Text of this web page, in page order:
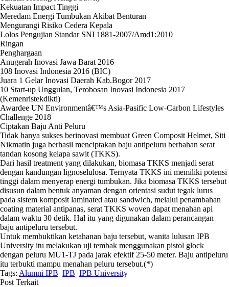
Kekuatan Impact Tinggi
Meredam Energi Tumbukan Akibat Benturan
Mengurangi Risiko Cedera Kepala
Lolos Pengujian Standar SNI 1881-2007/Amd1:2010
Ringan
Penghargaan
Anugerah Inovasi Jawa Barat 2016
108 Inovasi Indonesia 2016 (BIC)
Juara 1 Gelar Inovasi Daerah Kab.Bogor 2017
10 Start-up Unggulan, Terobosan Inovasi Indonesia 2017
(Kemenristekdikti)
Awardee UN Environmentâ€™s Asia-Pasific Low-Carbon Lifestyles
Challenge 2018
Ciptakan Baju Anti Peluru
Tidak hanya sukses berinovasi membuat Green Composit Helmet, Siti
Nikmatin juga berhasil menciptakan baju antipeluru berbahan serat
tandan kosong kelapa sawit (TKKS).
Dari hasil treatment yang dilakukan, biomasa TKKS menjadi serat
dengan kandungan lignoselulosa. Ternyata TKKS ini memiliki potensi
tinggi dalam menyerap energi tumbukan. Jika biomasa TKKS tersebut
disusun dalam bentuk anyaman dengan orientasi sudut tegak lurus
pada sistem komposit laminated atau sandwich, melalui penambahan
coating material antipanas, serat TKKS woven dapat menahan api
dalam waktu 30 detik. Hal itu yang digunakan dalam perancangan
baju antipeluru tersebut.
Untuk membuktikan ketahanan baju tersebut, wanita lulusan IPB
University itu melakukan uji tembak menggunakan pistol glock
dengan peluru MU1-TJ pada jarak efektif 25-50 meter. Baju antipeluru
itu terbukti mampu menahan peluru tersebut.(*)
Tags: Alumni IPB IPB IPB University,
Post Terkait